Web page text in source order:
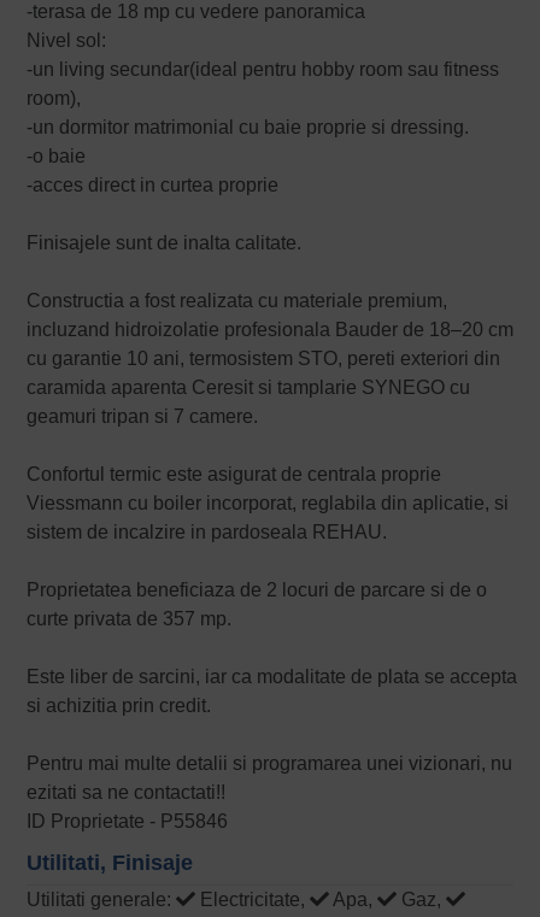
-terasa de 18 mp cu vedere panoramica
Nivel sol:
-un living secundar(ideal pentru hobby room sau fitness
room),
-un dormitor matrimonial cu baie proprie si dressing.
-o baie
-acces direct in curtea proprie
Finisajele sunt de inalta calitate.
Constructia a fost realizata cu materiale premium,
incluzand hidroizolatie profesionala Bauder de 18–20 cm
cu garantie 10 ani, termosistem STO, pereti exteriori din
caramida aparenta Ceresit si tamplarie SYNEGO cu
geamuri tripan si 7 camere.
Confortul termic este asigurat de centrala proprie
Viessmann cu boiler incorporat, reglabila din aplicatie, si
sistem de incalzire in pardoseala REHAU.
Proprietatea beneficiaza de 2 locuri de parcare si de o
curte privata de 357 mp.
Este liber de sarcini, iar ca modalitate de plata se accepta
si achizitia prin credit.
Pentru mai multe detalii si programarea unei vizionari, nu
ezitati sa ne contactati!!
ID Proprietate - P55846
Utilitati, Finisaje
Utilitati generale: Electricitate, Apa,
Gaz,